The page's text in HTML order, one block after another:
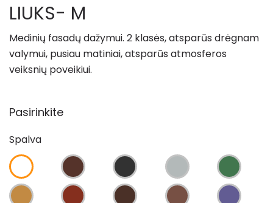
Gruntai
Sutvirtinantys gruntai
Sukibimą didinantys gruntai
Glaistai
Lakai
Klijai
Mozaikiniai tinkai
LIUKS- M
Medinių fasadų dažymui. 2 klasės, atsparūs drėgnam
valymui, pusiau matiniai, atsparūs atmosferos
veiksnių poveikiui.
Pasirinkite
Spalva